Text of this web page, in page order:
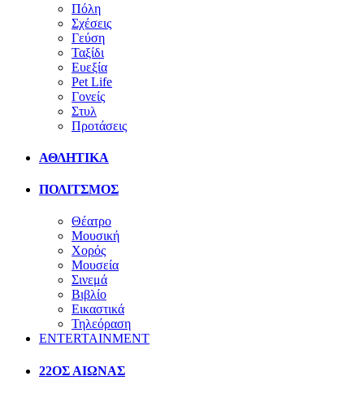
Πόλη
Σχέσεις
Γεύση
Ταξίδι
Ευεξία
Pet Life
Γονείς
Στυλ
Προτάσεις
ΑΘΛΗΤΙΚΑ
ΠΟΛΙΤΣΜΟΣ
Θέατρο
Μουσική
Χορός
Μουσεία
Σινεμά
Βιβλίο
Εικαστικά
Τηλεόραση
ENTERTAINMENT
22ΟΣ ΑΙΩΝΑΣ